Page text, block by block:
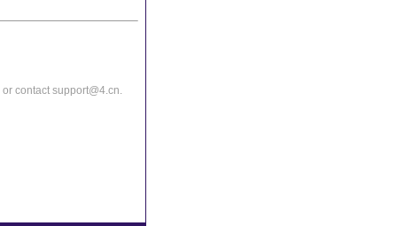
or contact support@4.cn.